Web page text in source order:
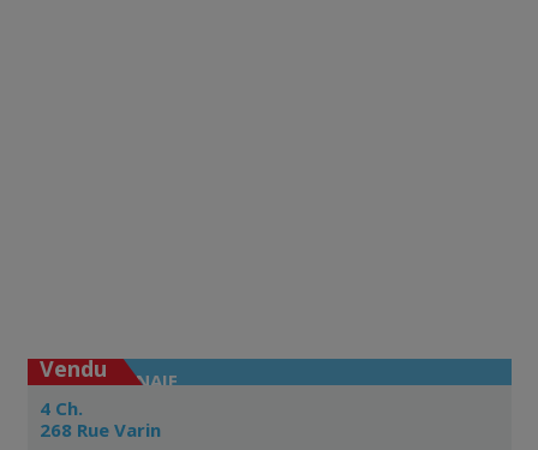
LACHENAIE
Vendu
4 Ch.
268 Rue Varin